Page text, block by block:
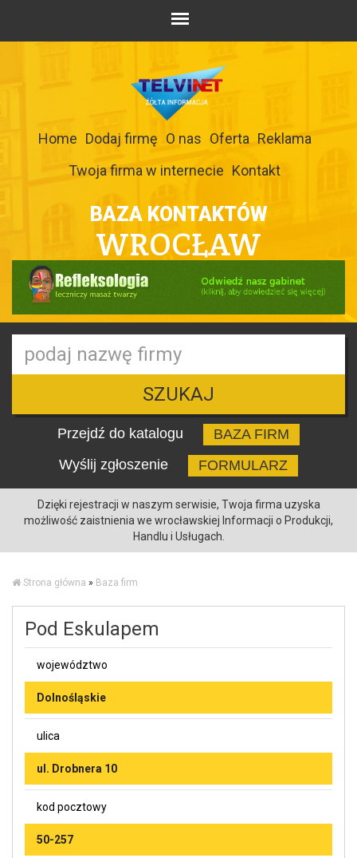
Home Dodaj firmę O nas Oferta Reklama
Twoja firma w internecie Kontakt
BAZA KONTAKTÓW
WROCŁAW
SZUKAJ
Przejdź do katalogu
BAZA FIRM
Wyślij zgłoszenie
FORMULARZ
Dzięki rejestracji w naszym serwisie, Twoja firma uzyska
możliwość zaistnienia we wrocławskiej Informacji o Produkcji,
Handlu i Usługach.
Strona główna » Baza firm
Pod Eskulapem
województwo
Dolnośląskie
ulica
ul. Drobnera 10
kod pocztowy
50-257